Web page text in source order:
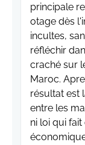
principale
otage dès
incultes,
réfléchir
craché sur
Maroc.
résultat est
entre les
ni loi qui